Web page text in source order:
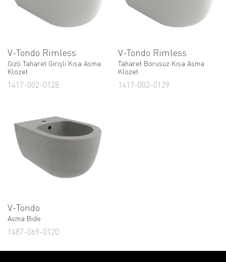
V-Tondo Rimless
Gizli Taharet Girişli Kısa Asma
Klozet
1417-002-0128
V-Tondo Rimless
Taharet Borusuz Kısa Asma
Klozet
1417-002-0129
V-Tondo
Asma Bide
1487-069-0120